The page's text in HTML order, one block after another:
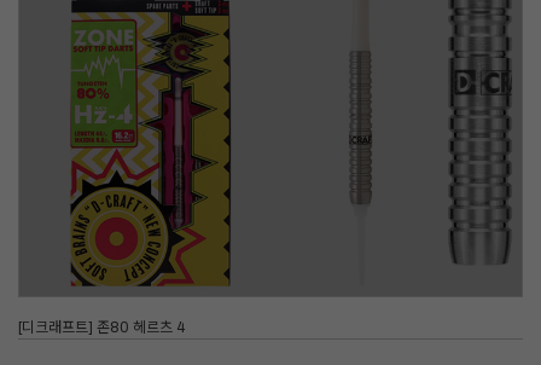
[디크래프트] 존80 헤르츠 4